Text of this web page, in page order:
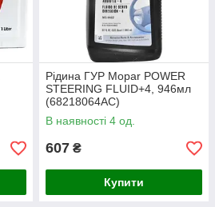
Рідина ГУР Mopar POWER
STEERING FLUID+4, 946мл
(68218064AC)
В наявності 4 од.
607 ₴
Купити